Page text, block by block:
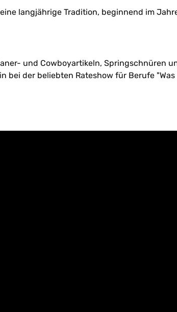
langjährige Tradition, beginnend im
und Cowboyartikeln, Springschnüren
bei der beliebten Rateshow für Berufe